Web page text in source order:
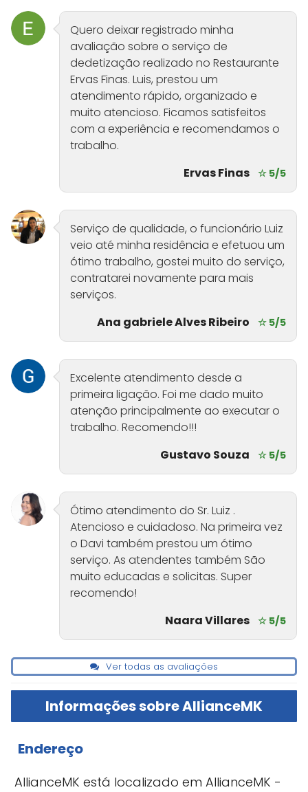
Quero deixar registrado minha
avaliação sobre o serviço de
dedetização realizado no Restaurante
Ervas Finas. Luis, prestou um
atendimento rápido, organizado e
muito atencioso. Ficamos satisfeitos
com a experiência e recomendamos o
trabalho.
Ervas Finas ☆ 5/5
Serviço de qualidade, o funcionário Luiz
veio até minha residência e efetuou um
ótimo trabalho, gostei muito do serviço,
contratarei novamente para mais
serviços.
Ana gabriele Alves Ribeiro
☆ 5/5
Excelente atendimento desde a
primeira ligação. Foi me dado muito
atenção principalmente ao executar o
trabalho. Recomendo!!!
Gustavo Souza
☆ 5/5
Ótimo atendimento do Sr. Luiz .
Atencioso e cuidadoso. Na primeira vez
o Davi também prestou um ótimo
serviço. As atendentes também São
muito educadas e solicitas. Super
recomendo!
Naara Villares ☆ 5/5
Ver todas as avaliações
Informações sobre AllianceMK
Endereço
AllianceMK está localizado em AllianceMK -